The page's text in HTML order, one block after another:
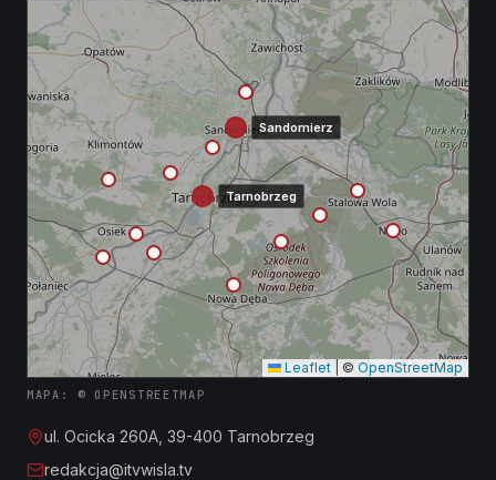
Tarnobrzeg
Sandomierz
Leaflet © OpenStreetMap
MAPA: © OPENSTREETMAP
ul. Ocicka 260A, 39-400 Tarnobrzeg
redakcja@itvwisla.tv